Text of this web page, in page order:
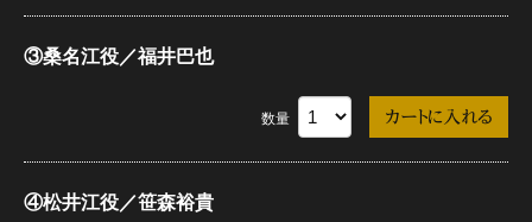
③桑名江役／福井巴也
数量
④松井江役／笹森裕貴